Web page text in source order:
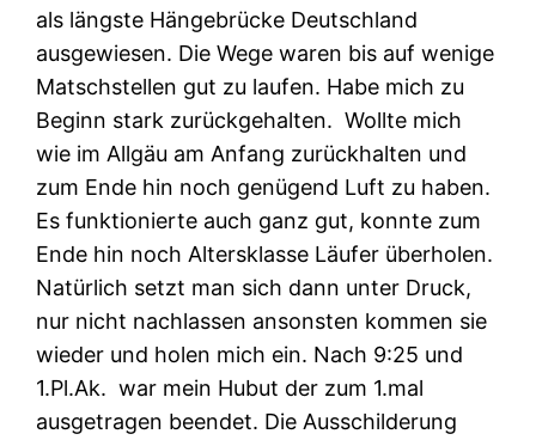
als längste Hängebrücke Deutschland
ausgewiesen. Die Wege waren bis auf wenige
Matschstellen gut zu laufen. Habe mich zu
Beginn stark zurückgehalten. Wollte mich
wie im Allgäu am Anfang zurückhalten und
zum Ende hin noch genügend Luft zu haben.
Es funktionierte auch ganz gut, konnte zum
Ende hin noch Altersklasse Läufer überholen.
Natürlich setzt man sich dann unter Druck,
nur nicht nachlassen ansonsten kommen sie
wieder und holen mich ein. Nach 9:25 und
1.Pl.Ak. war mein Hubut der zum 1.mal
ausgetragen beendet. Die Ausschilderung